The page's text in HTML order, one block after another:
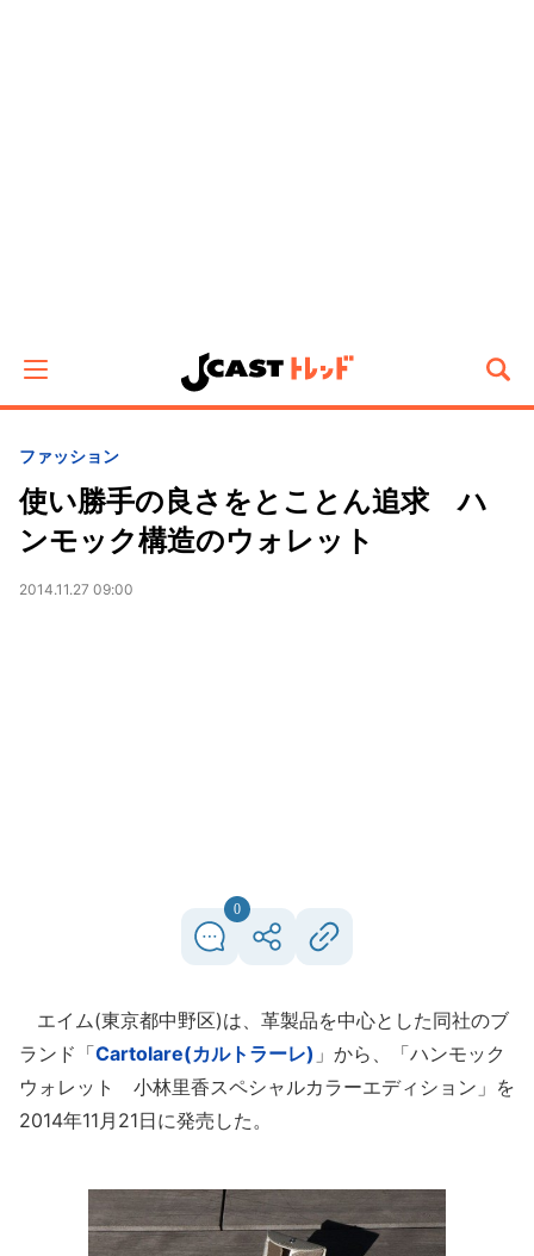
ファッション
使い勝手の良さをとことん追求 ハ
ンモック構造のウォレット
2014.11.27 09:00
0
エイム(東京都中野区)は、革製品を中心とした同社のブ
ランド「Cartolare(カルトラーレ) 」から、「ハンモック
ウォレット 小林里香スペシャルカラーエディション」を
2014年11月21日に発売した。